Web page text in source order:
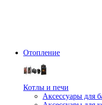
Отопление
Котлы и печи
Аксессуары для